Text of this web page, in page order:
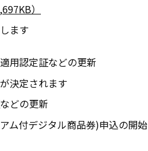
）
ます
用認定証などの更新
決定されます
どの更新
ム付デジタル商品券)申込の開始